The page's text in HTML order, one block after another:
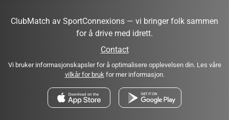
ClubMatch av SportConnexions — vi bringer folk sammen
for å drive med idrett.
Contact
Vi bruker informasjonskapsler for å optimalisere opplevelsen din. Les våre
vilkår for brukfor mer informasjon.